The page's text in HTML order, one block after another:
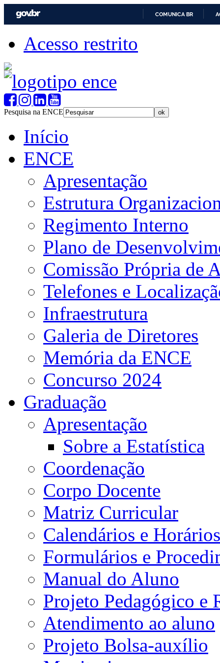
COMUNICA BR
Acesso restrito
Pesquisa na ENCE
Início
ENCE
Apresentação
Estrutura
Regimento Interno
Plano de
Comissão Própria de
Telefones e
Infraestrutura
Galeria de Diretores
Memória da ENCE
Concurso 2024
Graduação
Apresentação
Sobre a Estatística
Coordenação
Corpo Docente
Matriz Curricular
Calendários e Horários
Formulários e
Manual do Aluno
Projeto Pedagógico e
Atendimento ao aluno
Projeto Bolsa-auxílio